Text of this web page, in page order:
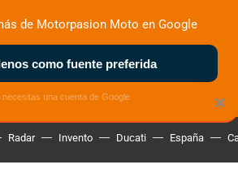
DEPORTIVAS MOTOS ELÉCTRICAS
Radar Invento Ducati España
×
de Motorpasion Moto en Google
como fuente preferida
necesitas una cuenta de Google